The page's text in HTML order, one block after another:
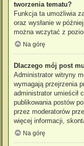
tworzenia tematu?
Funkcja ta umożliwia
oraz wysłanie w
można wczytać z
Na górę
Dlaczego mój post
Administrator witryny
wymagają przejrzenia
administrator umieścił
publikowania postów
przez moderatorów
więcej informacji,
Na górę